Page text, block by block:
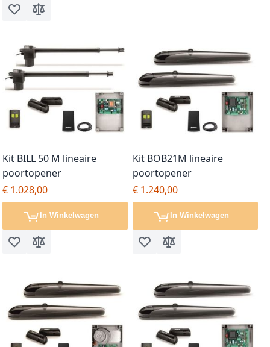
Voeg toe aan verlanglijst
Toevoegen om te vergelijken
Kit BILL 50 M lineaire
poortopener
€ 1.028,00
In Winkelwagen
Voeg toe aan verlanglijst
Toevoegen om te vergelijken
Kit BOB21M lineaire
poortopener
€ 1.240,00
In Winkelwagen
Voeg toe aan verlanglijst
Toevoegen om te